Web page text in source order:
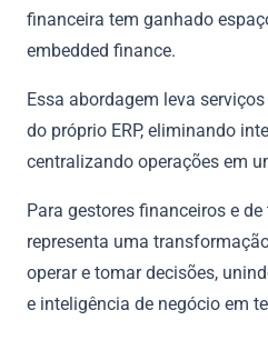
financeira tem ganhado
embedded finance.
Essa abordagem leva
do próprio ERP, eliminando
centralizando operações em
Para gestores financeiros e
representa uma
operar e tomar decisões,
e inteligência de negócio em